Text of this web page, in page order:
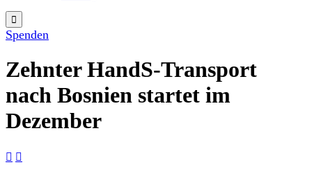

Spenden
Zehnter HandS-Transport
nach Bosnien startet im
Dezember
 